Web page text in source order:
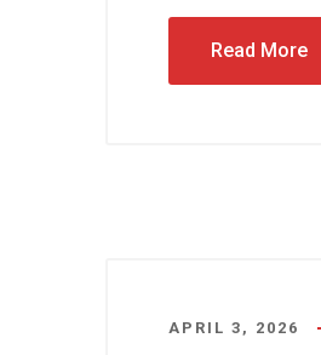
Read More
APRIL 3, 2026